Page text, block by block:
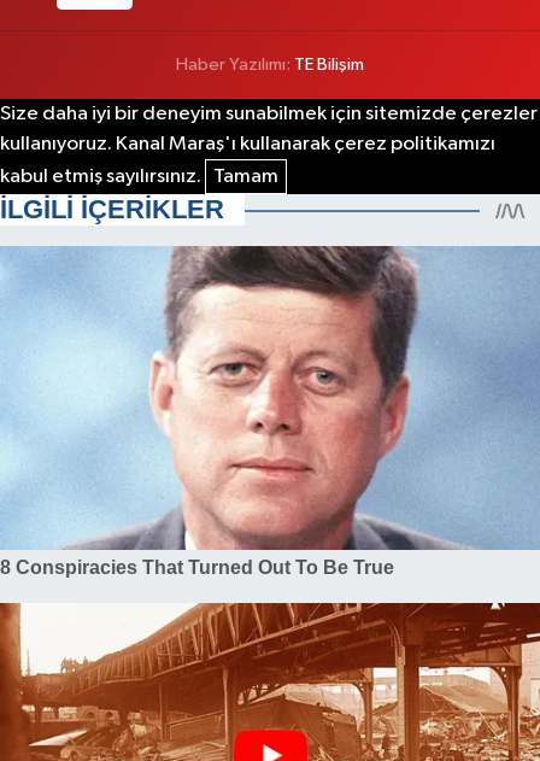
Haber Yazılımı: TE Bilişim
Size daha iyi bir deneyim sunabilmek için sitemizde çerezler
kullanıyoruz. Kanal Maraş'ı kullanarak çerez politikamızı
kabul etmiş sayılırsınız.
Tamam